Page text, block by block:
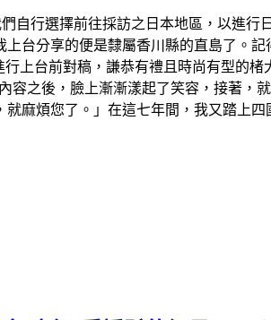
自行選擇前往採訪之日本地區，以進行
台分享的便是隸屬香川縣的直島了。記
行上台前對稿，謙恭有禮且時尚有型的楮
容之後，臉上漸漸漾起了笑容，接著，
麻煩您了。」在這七年間，我又踏上四